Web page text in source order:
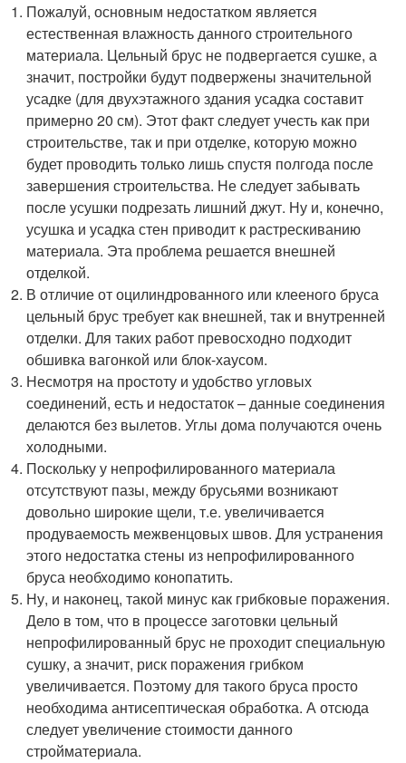
Пожалуй, основным недостатком является
естественная влажность данного строительного
материала. Цельный брус не подвергается сушке, а
значит, постройки будут подвержены значительной
усадке (для двухэтажного здания усадка составит
примерно 20 см). Этот факт следует учесть как при
строительстве, так и при отделке, которую можно
будет проводить только лишь спустя полгода после
завершения строительства. Не следует забывать
после усушки подрезать лишний джут. Ну и, конечно,
усушка и усадка стен приводит к растрескиванию
материала. Эта проблема решается внешней
отделкой.
В отличие от оцилиндрованного или клееного бруса
цельный брус требует как внешней, так и внутренней
отделки. Для таких работ превосходно подходит
обшивка вагонкой или блок-хаусом.
Несмотря на простоту и удобство угловых
соединений, есть и недостаток – данные соединения
делаются без вылетов. Углы дома получаются очень
холодными.
Поскольку у непрофилированного материала
отсутствуют пазы, между брусьями возникают
довольно широкие щели, т.е. увеличивается
продуваемость межвенцовых швов. Для устранения
этого недостатка стены из непрофилированного
бруса необходимо конопатить.
Ну, и наконец, такой минус как грибковые поражения.
Дело в том, что в процессе заготовки цельный
непрофилированный брус не проходит специальную
сушку, а значит, риск поражения грибком
увеличивается. Поэтому для такого бруса просто
необходима антисептическая обработка. А отсюда
следует увеличение стоимости данного
стройматериала.